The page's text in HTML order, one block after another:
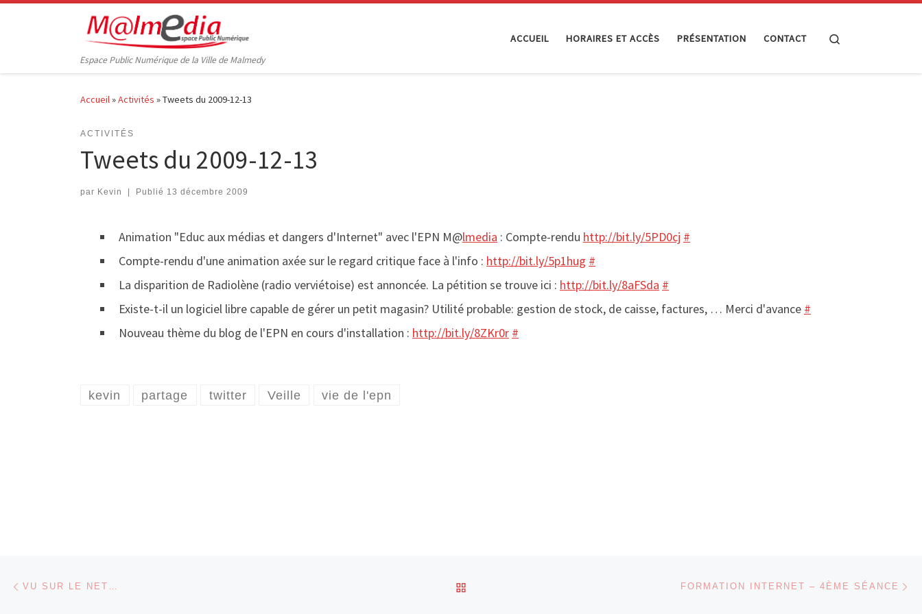
Passer au contenu
Espace Public Numérique de la Ville de Malmedy
ACCUEIL HORAIRES ET ACCÈS PRÉSENTATION CONTACT
Accueil »Activités »Tweets du 2009-12-13
ACTIVITÉS
Tweets du 2009-12-13
par Kevin Publié 13 décembre 2009
Animation "Educ aux médias et dangers d'Internet" avec l'EPN M@lmedia : Compte-rendu http://bit.ly/5PD0cj #
Compte-rendu d'une animation axée sur le regard critique face à l'info : http://bit.ly/5p1hug #
La disparition de Radiolène (radio verviétoise) est annoncée. La pétition se trouve ici : http://bit.ly/8aFSda #
Existe-t-il un logiciel libre capable de gérer un petit magasin? Utilité probable: gestion de stock, de caisse, factures, … Merci d'avance #
Nouveau thème du blog de l'EPN en cours d'installation : http://bit.ly/8ZKr0r #
kevin partage twitter Veille vie de l'epn
Parcourir les articles
VU SUR LE NET… FORMATION INTERNET – 4ÈME SÉANCE